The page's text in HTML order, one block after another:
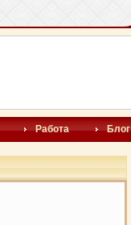
Работа Блог